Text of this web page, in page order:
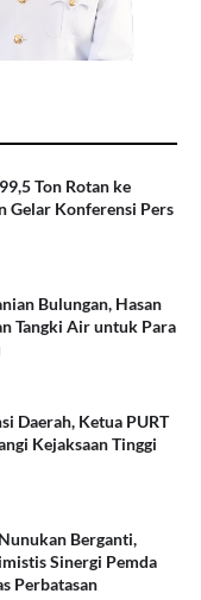
Ton Rotan ke
Gelar Konferensi Pers
Bulungan, Hasan
Tangki Air untuk Para
Daerah, Ketua PURT
Kejaksaan Tinggi
Berganti,
Sinergi Pemda
Perbatasan